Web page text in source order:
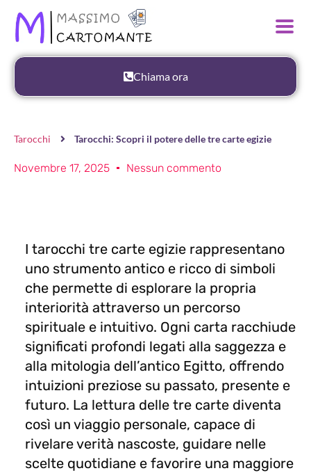
Chiama ora
Tarocchi Tarocchi: Scopri il potere delle tre carte egizie
Novembre 17, 2025 Nessun commento
I tarocchi tre carte egizie rappresentano
uno strumento antico e ricco di simboli
che permette di esplorare la propria
interiorità attraverso un percorso
spirituale e intuitivo. Ogni carta racchiude
significati profondi legati alla saggezza e
alla mitologia dell’antico Egitto, offrendo
intuizioni preziose su passato, presente e
futuro. La lettura delle tre carte diventa
così un viaggio personale, capace di
rivelare verità nascoste, guidare nelle
scelte quotidiane e favorire una maggiore